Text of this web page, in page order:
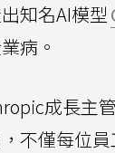
知名AI模型
病。
成長主
不僅每位